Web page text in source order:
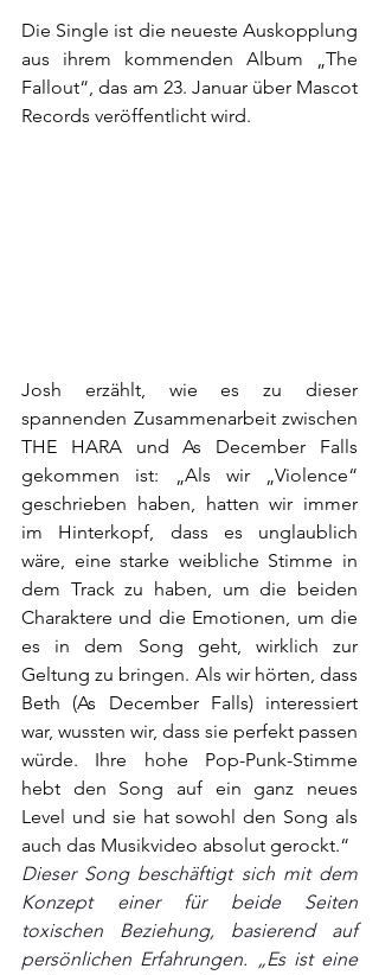
Die Single ist die neueste Auskopplung
aus ihrem kommenden Album „The
Fallout“, das am 23. Januar über Mascot
Records veröffentlicht wird.
Josh erzählt, wie es zu dieser
spannenden Zusammenarbeit zwischen
THE HARA und As December Falls
gekommen ist: „Als wir „Violence“
geschrieben haben, hatten wir immer
im Hinterkopf, dass es unglaublich
wäre, eine starke weibliche Stimme in
dem Track zu haben, um die beiden
Charaktere und die Emotionen, um die
es in dem Song geht, wirklich zur
Geltung zu bringen. Als wir hörten, dass
Beth (As December Falls) interessiert
war, wussten wir, dass sie perfekt passen
würde. Ihre hohe Pop-Punk-Stimme
hebt den Song auf ein ganz neues
Level und sie hat sowohl den Song als
auch das Musikvideo absolut gerockt.“
Dieser Song beschäftigt sich mit dem
Konzept einer für beide Seiten
toxischen Beziehung, basierend auf
persönlichen Erfahrungen. „Es ist eine